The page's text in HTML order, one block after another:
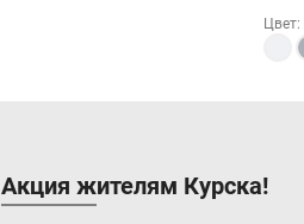
Цвет:
Акция жителям Курска!